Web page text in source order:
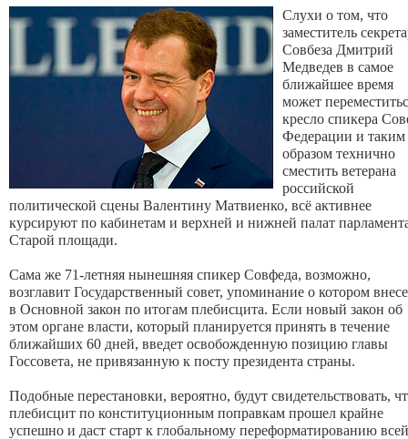
Слухи о том, что
заместитель
Совбеза Дмитрий
Медведев в самое
ближайшее время
может
кресло спикера
Федерации и таким
образом технично
сместить ветерана
российской
политической сцены Валентину Матвиенко, всё активнее
курсируют по кабинетам и верхней и нижней палат
Старой площади.
Сама же 71-летняя нынешняя спикер Совфеда, возможно,
возглавит Государственный совет, упоминание о котором
в Основной закон по итогам плебисцита. Если новый закон об
этом органе власти, который планируется принять в течение
ближайших 60 дней, введет освобожденную позицию главы
Госсовета, не привязанную к посту президента страны.
Подобные перестановки, вероятно, будут свидетельствовать,
плебисцит по конституционным поправкам прошел крайне
успешно и даст старт к глобальному переформатированию всей